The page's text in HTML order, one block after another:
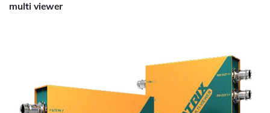
multi viewer